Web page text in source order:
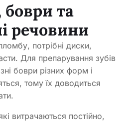
та
речовини
потрібні диски,
Для препарування зубів
боври різних форм і
тому їх доводиться
витрачаються постійно,